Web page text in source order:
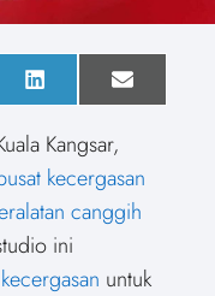
S
h
r
e
o
n
L
i
k
e
d
I
n
S
h
o
n
E
m
Kangsar,
kecergasan
canggih
ini
untuk